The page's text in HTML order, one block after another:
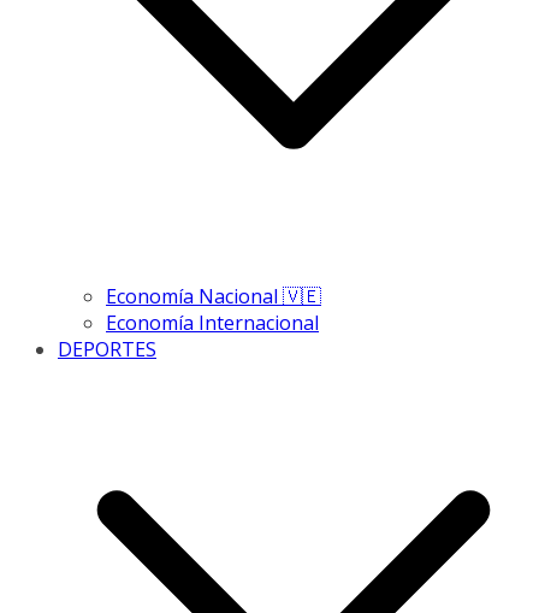
Economía Nacional 🇻🇪
Economía Internacional
DEPORTES